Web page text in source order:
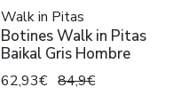
Walk in Pitas
Botines Walk in Pitas
Baikal Gris Hombre
62,93€ 84,9€